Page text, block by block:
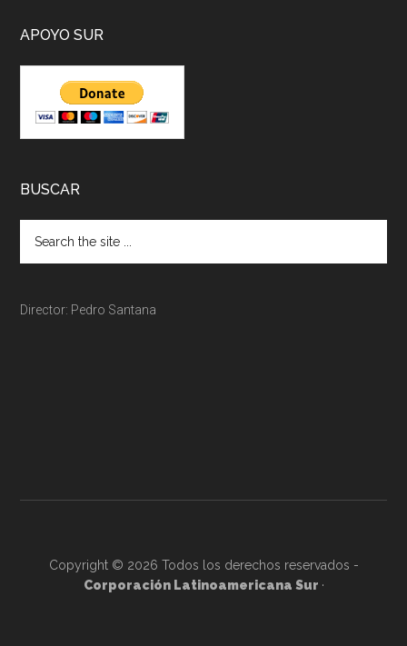
APOYO SUR
BUSCAR
Director: Pedro Santana
Copyright © 2026 Todos los derechos reservados -
Corporación Latinoamericana Sur ·